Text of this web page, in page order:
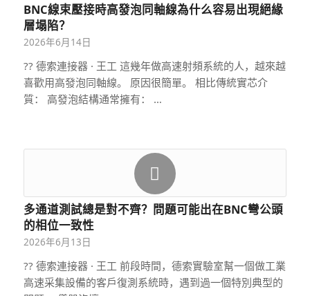
BNC線束壓接時高發泡同軸線為什么容易出現絕緣
層塌陷？
2026年6月14日
?? 德索連接器 · 王工 這幾年做高速射頻系統的人，越來越
喜歡用高發泡同軸線。 原因很簡單。 相比傳統實芯介
質： 高發泡結構通常擁有： …
多通道測試總是對不齊？問題可能出在BNC彎公頭
的相位一致性
2026年6月13日
?? 德索連接器 · 王工 前段時間，德索實驗室幫一個做工業
高速采集設備的客戶復測系統時，遇到過一個特別典型的